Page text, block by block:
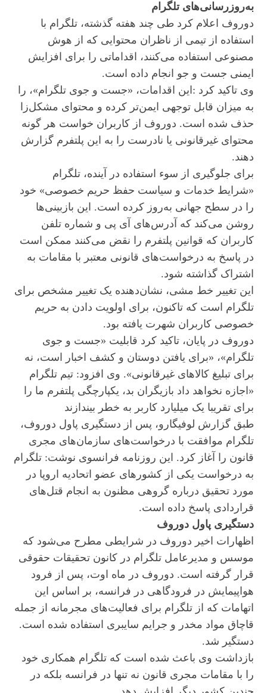
به‌روزرسانی‌های تلگرام
دوروف اعلام کرد طی چند هفته گذشته، تلگرام با
استفاده از تیمی از ناظران محتوایی که از هوش
مصنوعی استفاده می‌کنند، اقداماتی را برای افزایش
ایمنی جست و جو انجام داده است.
وی تاکید کرد :این اقدامات، «جست و جوی تلگرام»، را
به میزان قابل توجهی ایمن‌تر کرده و محتوای مشکل‌زا
حذف شده است. دوروف از کاربران خواست هر گونه
محتوای غیرقانونی یا نادرست را به این پلتفرم گزارش
دهند.
برای جلوگیری از سوء استفاده در آینده، تلگرام
«شرایط خدمات و سیاست حفظ حریم خصوصی» خود
را در سطح جهانی به‌روز کرده است. این بازبینی‌ها
روشن می‌کند که آدرس‌های آی پی و شماره تلفن
کاربران که قوانین پلتفرم را نقض می‌کنند ممکن است
در پاسخ به درخواست‌های قانونی معتبر با مقامات به
اشتراک گذاشته شود.
این تغییر خط مشی، نشان‌دهنده یک تغییر مشخص برای
تلگرام است که تاکنون، برای اولویت دادن به حریم
خصوصی کاربران شهرت یافته بود.
دوروف در پایان، تاکید کرد قابلیت «جست و جوی
تلگرام»، «برای یافتن دوستان و کشف اخبار است، نه
برای تبلیغ کالاهای غیرقانونی». وی افزود: تیم تلگرام
«اجازه نخواهد داد بازیگران بد، یکپارچگی پلتفرم ما را
برای تقریبا یک میلیارد کاربر به خطر بیندازند
طبق گزارش لوفیگارو، پس از دستگیری پاول دوروف،
تلگرام موافقت با درخواست‌های سازمان‌های مجری
قانون را آغاز کرد. این روزنامه فرانسوی نوشت: تلگرام
به درخواست یکی از کشورهای عضو اتحادیه اروپا در
مورد تحقیق درباره گروهی مظنون به انجام قتل‌های
قراردادی پاسخ داده است.
دستگیری پاول دوروف
اظهارات اخیر دوروف در شرایطی مطرح می‌شود که
موسس و مدیرعامل تلگرام در کانون تحقیقات حقوقی
قرار گرفته است. دوروف در ماه اوت، پس از فرود
هواپیمایش در فرودگاهی در فرانسه، بر اساس این
اتهامات که از تلگرام برای فعالیت‌های مجرمانه از جمله
قاچاق مواد مخدر و جرایم سایبری استفاده شده است.
دستگیر شد.
بازداشت وی باعث شده است که تلگرام همکاری خود
را با مقامات مجری قانون نه تنها در فرانسه بلکه در